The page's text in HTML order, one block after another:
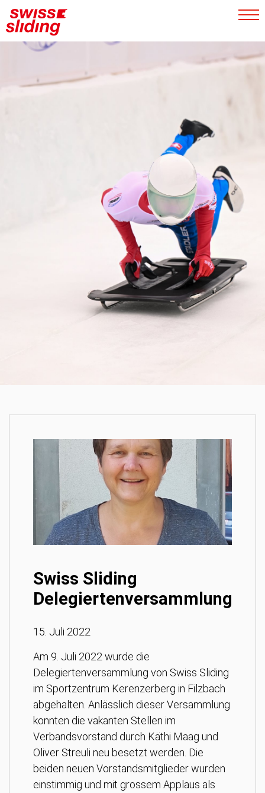
Swiss Sliding
Delegiertenversammlung
15. Juli 2022
Am 9. Juli 2022 wurde die
Delegiertenversammlung von Swiss Sliding
im Sportzentrum Kerenzerberg in Filzbach
abgehalten. Anlässlich dieser Versammlung
konnten die vakanten Stellen im
Verbandsvorstand durch Käthi Maag und
Oliver Streuli neu besetzt werden. Die
beiden neuen Vorstandsmitglieder wurden
einstimmig und mit grossem Applaus als